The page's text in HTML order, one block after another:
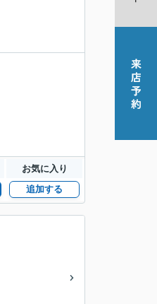
お気に入り
追加する